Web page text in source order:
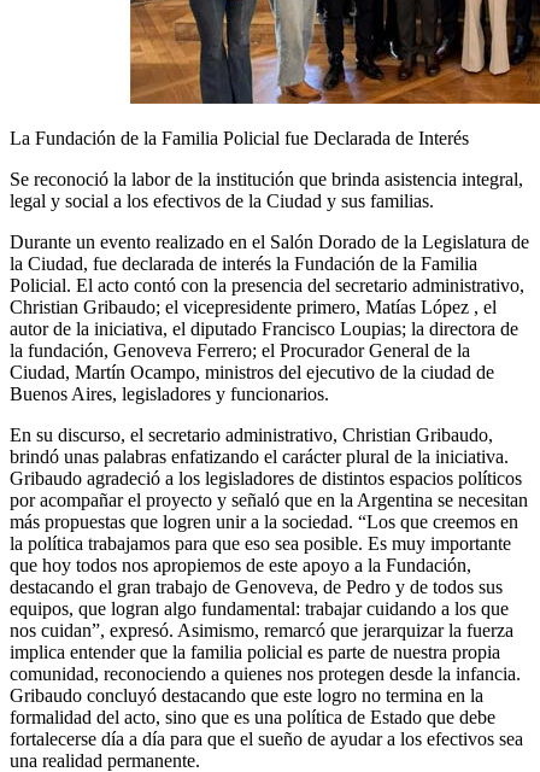
La Fundación de la Familia Policial fue Declarada de Interés
Se reconoció la labor de la institución que brinda asistencia integral,
legal y social a los efectivos de la Ciudad y sus familias.
Durante un evento realizado en el Salón Dorado de la Legislatura de
la Ciudad, fue declarada de interés la Fundación de la Familia
Policial. El acto contó con la presencia del secretario administrativo,
Christian Gribaudo; el vicepresidente primero, Matías López , el
autor de la iniciativa, el diputado Francisco Loupias; la directora de
la fundación, Genoveva Ferrero; el Procurador General de la
Ciudad, Martín Ocampo, ministros del ejecutivo de la ciudad de
Buenos Aires, legisladores y funcionarios.
En su discurso, el secretario administrativo, Christian Gribaudo,
brindó unas palabras enfatizando el carácter plural de la iniciativa.
Gribaudo agradeció a los legisladores de distintos espacios políticos
por acompañar el proyecto y señaló que en la Argentina se necesitan
más propuestas que logren unir a la sociedad. “Los que creemos en
la política trabajamos para que eso sea posible. Es muy importante
que hoy todos nos apropiemos de este apoyo a la Fundación,
destacando el gran trabajo de Genoveva, de Pedro y de todos sus
equipos, que logran algo fundamental: trabajar cuidando a los que
nos cuidan”, expresó. Asimismo, remarcó que jerarquizar la fuerza
implica entender que la familia policial es parte de nuestra propia
comunidad, reconociendo a quienes nos protegen desde la infancia.
Gribaudo concluyó destacando que este logro no termina en la
formalidad del acto, sino que es una política de Estado que debe
fortalecerse día a día para que el sueño de ayudar a los efectivos sea
una realidad permanente.